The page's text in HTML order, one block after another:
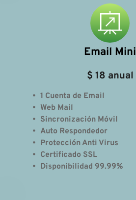
Email Mini
$ 18 anual
1 Cuenta de Email
Web Mail
Sincronización Móvil
Auto Respondedor
Protección Anti Virus
Certificado SSL
Disponibilidad 99.99%